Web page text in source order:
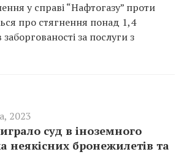
у справі “Нафтогазу” проти
про стягнення понад 1,4
за послуги з
2023
суд в іноземного
неякісних бронежилетів та